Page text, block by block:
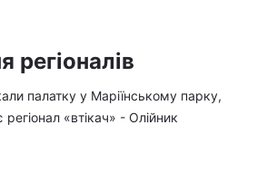
регіоналів
палатку у Маріїнському парку,
регіонал «втікач» - Олійник